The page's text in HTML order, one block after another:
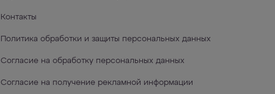
Контакты
Политика обработки и защиты персональных данных
Согласие на обработку персональных данных
Согласие на получение рекламной информации